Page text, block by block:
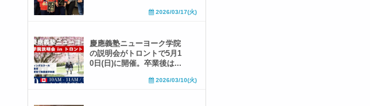
2026/03/17(火)
慶應義塾ニューヨーク学院
の説明会がトロントで5月1
0日(日)に開催。卒業後は...
2026/03/10(火)